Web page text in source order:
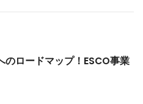
のロードマップ！ESCO事業